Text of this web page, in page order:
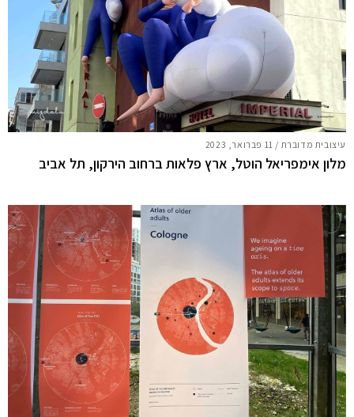
עיצובית מדוברת / 11 פברואר, 2023
מלון אימפריאל הוטל, ארץ פלאות ברחוב הירקון, תל אביב